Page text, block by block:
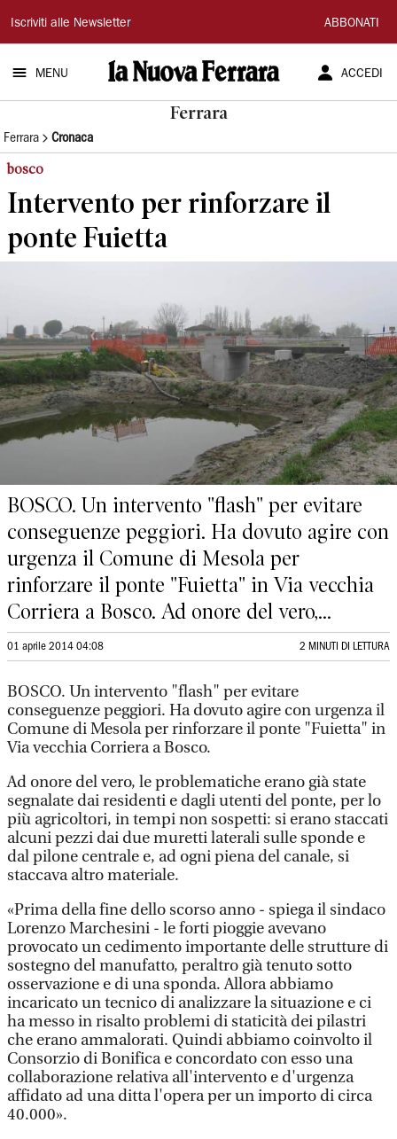
La
Nuova
Ferrara
Iscriviti alle Newsletter ABBONATI
MENU ACCEDI
Ferrara
Ferrara Cronaca
bosco
Intervento per rinforzare il
ponte Fuietta
BOSCO. Un intervento "flash" per evitare
conseguenze peggiori. Ha dovuto agire con
urgenza il Comune di Mesola per
rinforzare il ponte "Fuietta" in Via vecchia
Corriera a Bosco. Ad onore del vero,...
01 aprile 2014 04:08 2 MINUTI DI LETTURA
BOSCO. Un intervento "flash" per evitare
conseguenze peggiori. Ha dovuto agire con urgenza il
Comune di Mesola per rinforzare il ponte "Fuietta" in
Via vecchia Corriera a Bosco.
Ad onore del vero, le problematiche erano già state
segnalate dai residenti e dagli utenti del ponte, per lo
più agricoltori, in tempi non sospetti: si erano staccati
alcuni pezzi dai due muretti laterali sulle sponde e
dal pilone centrale e, ad ogni piena del canale, si
staccava altro materiale.
«Prima della fine dello scorso anno - spiega il sindaco
Lorenzo Marchesini - le forti pioggie avevano
provocato un cedimento importante delle strutture di
sostegno del manufatto, peraltro già tenuto sotto
osservazione e di una sponda. Allora abbiamo
incaricato un tecnico di analizzare la situazione e ci
ha messo in risalto problemi di staticità dei pilastri
che erano ammalorati. Quindi abbiamo coinvolto il
Consorzio di Bonifica e concordato con esso una
collaborazione relativa all'intervento e d'urgenza
affidato ad una ditta l'opera per un importo di circa
40.000».